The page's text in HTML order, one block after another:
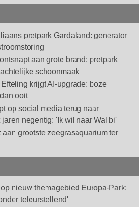
pretpark Gardaland: generator
aan grote brand: pretpark
schoonmaak
krijgt AI-upgrade: boze
ooit
op social media terug naar
negentig: 'Ik wil naar Walibi'
aan grootste zeegrasaquarium ter
nieuw themagebied Europa-Park:
teleurstellend'